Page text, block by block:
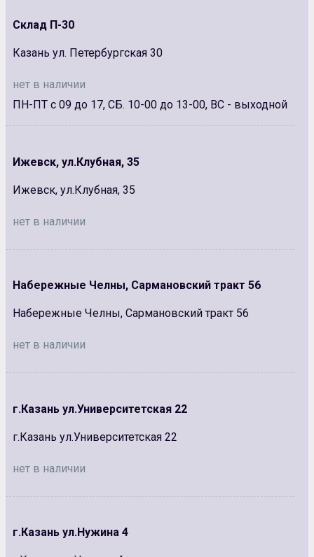
Склад П-30
Казань ул. Петербургская 30
нет в наличии
ПН-ПТ с 09 до 17, СБ. 10-00 до 13-00, ВС - выходной
Ижевск, ул.Клубная, 35
Ижевск, ул.Клубная, 35
нет в наличии
Набережные Челны, Сармановский тракт 56
Набережные Челны, Сармановский тракт 56
нет в наличии
г.Казань ул.Университетская 22
г.Казань ул.Университетская 22
нет в наличии
г.Казань ул.Нужина 4